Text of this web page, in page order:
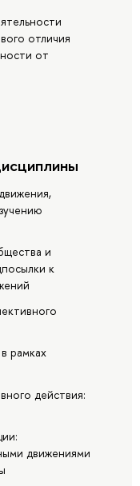
отличия
от
и
к
рамках
действия:
движениями